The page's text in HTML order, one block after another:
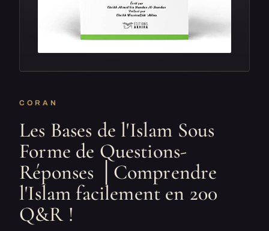
CORAN
Les Bases de l'Islam Sous
Forme de Questions-
Réponses │Comprendre
l'Islam facilement en 200
Q&R !